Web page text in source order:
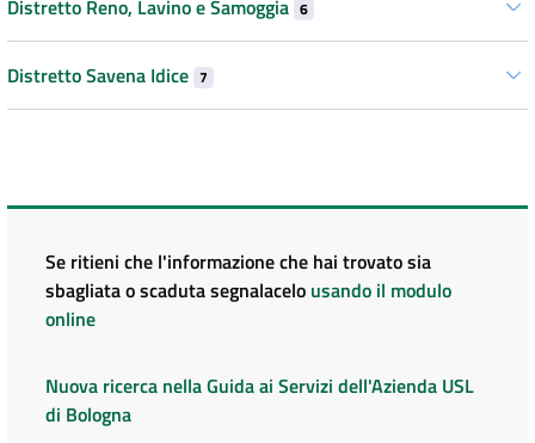
Distretto Reno, Lavino e Samoggia 6
Distretto Savena Idice 7
Se ritieni che l'informazione che hai trovato sia
sbagliata o scaduta segnalacelo usando il modulo
online
Nuova ricerca nella Guida ai Servizi dell'Azienda USL
di Bologna